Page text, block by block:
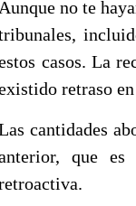
Aunque no te
casos. La
retraso
cantidades
que